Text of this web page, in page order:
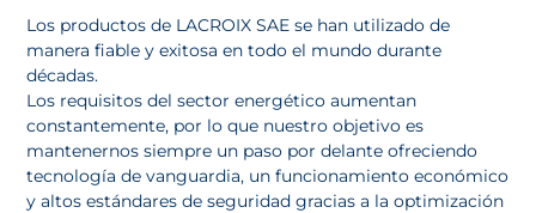
Los productos de LACROIX SAE se han utilizado de
manera fiable y exitosa en todo el mundo durante
décadas.
Los requisitos del sector energético aumentan
constantemente, por lo que nuestro objetivo es
mantenernos siempre un paso por delante ofreciendo
tecnología de vanguardia, un funcionamiento económico
y altos estándares de seguridad gracias a la optimización